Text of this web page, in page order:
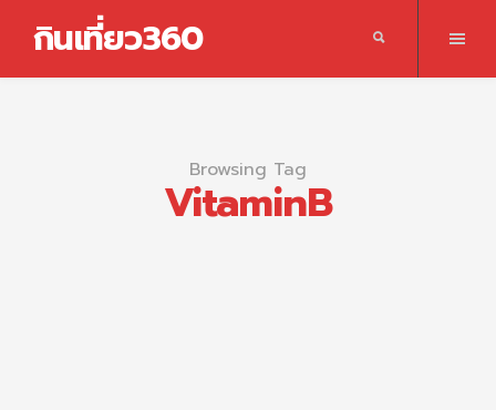
กินเที่ยว360
Browsing Tag
VitaminB